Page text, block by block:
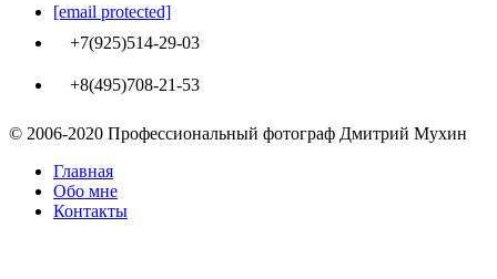
[email protected]
+7(925)514-29-03
+8(495)708-21-53
© 2006-2020 Профессиональный фотограф Дмитрий Мухин
Главная
Обо мне
Контакты